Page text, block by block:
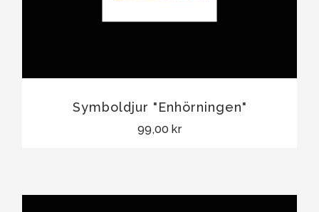
Symboldjur "Enhörningen"
99,00 kr